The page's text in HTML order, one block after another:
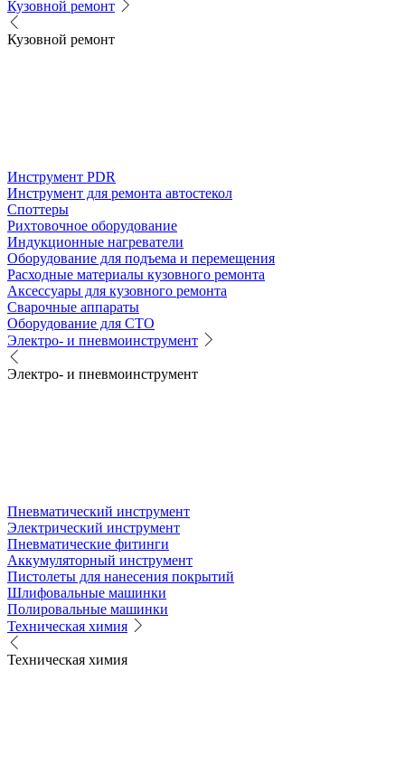
Кузовной ремонт
Кузовной ремонт
Инструмент PDR
Инструмент для ремонта автостекол
Споттеры
Рихтовочное оборудование
Индукционные нагреватели
Оборудование для подъема и перемещения
Расходные материалы кузовного ремонта
Аксессуары для кузовного ремонта
Сварочные аппараты
Оборудование для СТО
Электро- и пневмоинструмент
Электро- и пневмоинструмент
Пневматический инструмент
Электрический инструмент
Пневматические фитинги
Аккумуляторный инструмент
Пистолеты для нанесения покрытий
Шлифовальные машинки
Полировальные машинки
Техническая химия
Техническая химия